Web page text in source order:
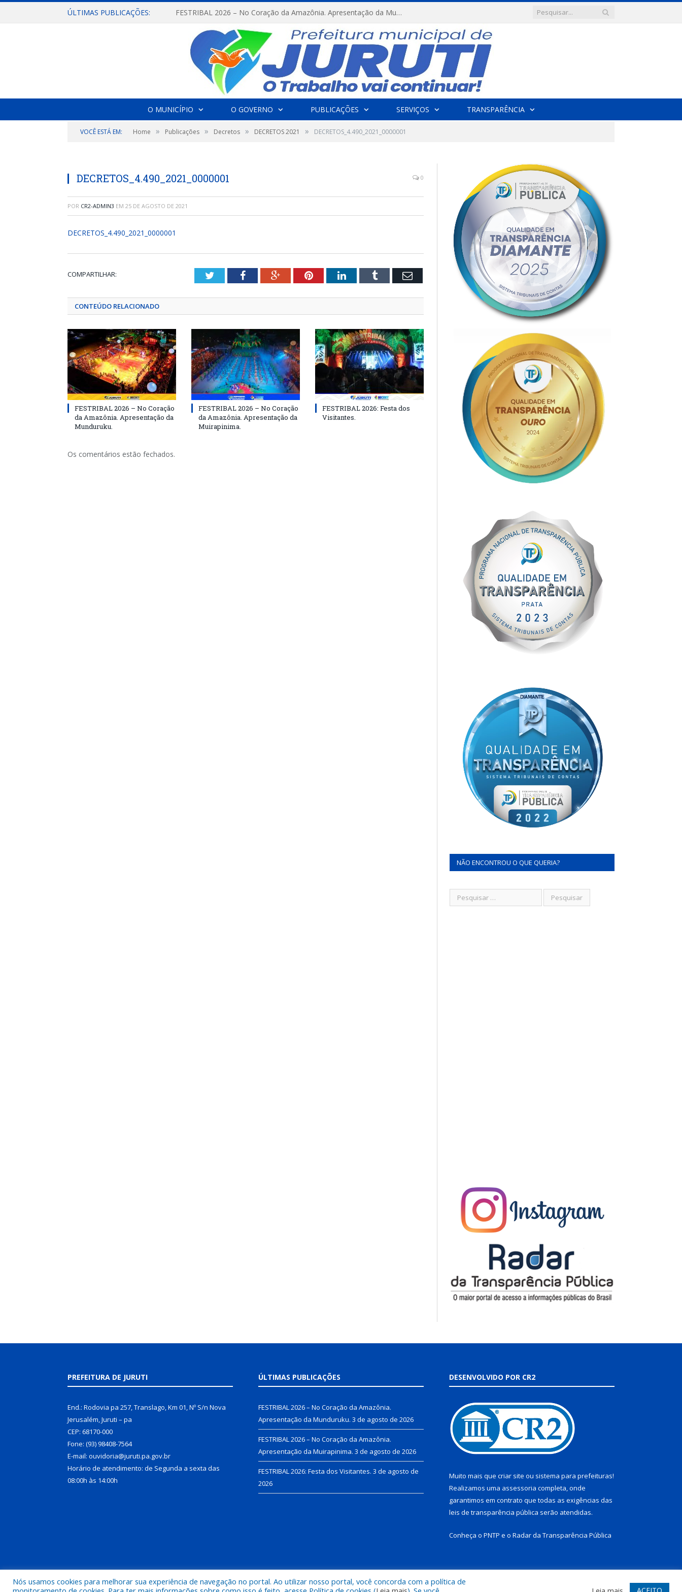
ÚLTIMAS PUBLICAÇÕES: FESTRIBAL 2026 – No Coração da Amazônia. Apresentação da Munduruku.
O MUNICÍPIO O GOVERNO PUBLICAÇÕES SERVIÇOS TRANSPARÊNCIA
VOCÊ ESTÁ EM: Home » Publicações » Decretos » DECRETOS 2021 » DECRETOS_4.490_2021_0000001
DECRETOS_4.490_2021_0000001 0
POR CR2-ADMIN3 EM 25 DE AGOSTO DE 2021
DECRETOS_4.490_2021_0000001
COMPARTILHAR: TwitterFacebookGoogle+PinterestLinkedInTumblr Email
CONTEÚDO RELACIONADO
FESTRIBAL 2026 – No Coração
da Amazônia. Apresentação da
Munduruku.
FESTRIBAL 2026 – No Coração
da Amazônia. Apresentação da
Muirapinima.
FESTRIBAL 2026: Festa dos
Visitantes.
Os comentários estão fechados.
NÃO ENCONTROU O QUE QUERIA?
PREFEITURA DE JURUTI
End.: Rodovia pa 257, Translago, Km 01, Nº S/n Nova
Jerusalém, Juruti – pa
CEP: 68170-000
Fone: (93) 98408-7564
E-mail: ouvidoria@juruti.pa.gov.br
Horário de atendimento: de Segunda a sexta das
08:00h às 14:00h
ÚLTIMAS PUBLICAÇÕES
FESTRIBAL 2026 – No Coração da Amazônia.
Apresentação da Munduruku. 3 de agosto de 2026
FESTRIBAL 2026 – No Coração da Amazônia.
Apresentação da Muirapinima. 3 de agosto de 2026
FESTRIBAL 2026: Festa dos Visitantes. 3 de agosto de
2026
DESENVOLVIDO POR CR2
Muito mais que criar site ou sistema para prefeituras!
Realizamos uma assessoria completa, onde
garantimos em contrato que todas as exigências das
leis de transparência pública serão atendidas.
Conheça o PNTP e o Radar da Transparência Pública
Todos os direitos reservados a Prefeitura Municipal de Juruti. Mapa do Site Acessar Webmail
Nós usamos cookies para melhorar sua experiência de navegação no portal. Ao utilizar nosso portal, você concorda com a política de
ACEITO